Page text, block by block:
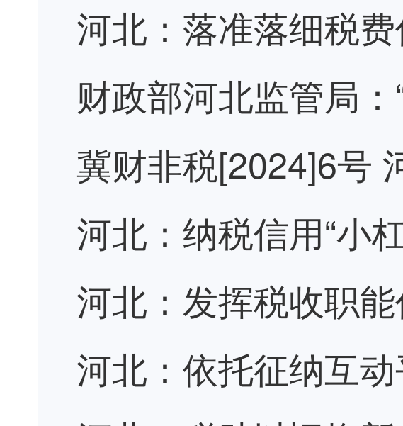
河北：落准落细税
财政部河北监管局：
冀财非税[2024]6号
河北：纳税信用“小
河北：发挥税收职
河北：依托征纳互